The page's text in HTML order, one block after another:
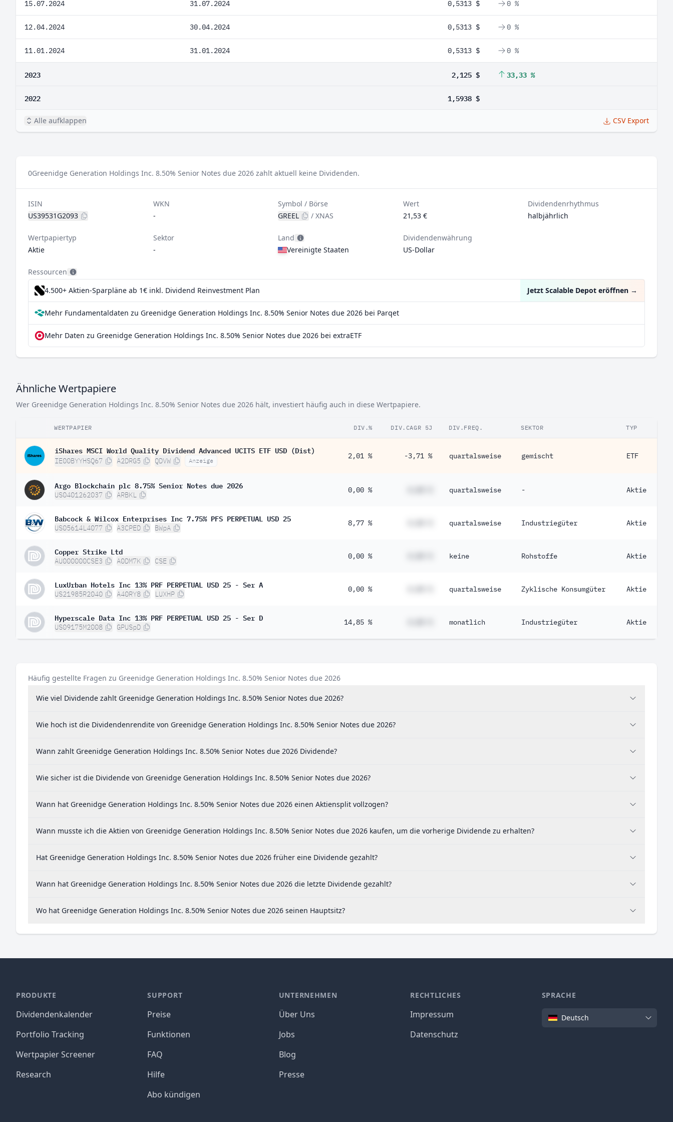
15.07.2024 31.07.2024 0,5313 $ 0 %
12.04.2024 30.04.2024 0,5313 $ 0 %
11.01.2024 31.01.2024 0,5313 $ 0 %
2023 2,125 $ 33,33 %
2022 1,5938 $
Alle aufklappen CSV Export
0Greenidge Generation Holdings Inc. 8.50% Senior Notes due 2026 zahlt aktuell keine Dividenden.
ISIN
US39531G2093
WKN
-
Symbol / Börse
GREEL
/XNAS
Wert
21,53 €
Dividendenrhythmus
halbjährlich
Wertpapiertyp
Aktie
Sektor
-
Land
Vereinigte Staaten
Dividendenwährung
US-Dollar
Ressourcen
4.500+ Aktien-Sparpläne ab 1€ inkl. Dividend Reinvestment Plan Jetzt Scalable Depot eröffnen →
Mehr Fundamentaldaten zu Greenidge Generation Holdings Inc. 8.50% Senior Notes due 2026 bei Parqet
Mehr Daten zu Greenidge Generation Holdings Inc. 8.50% Senior Notes due 2026 bei extraETF
Ähnliche Wertpapiere
Wer Greenidge Generation Holdings Inc. 8.50% Senior Notes due 2026 hält, investiert häufig auch in diese Wertpapiere.
WERTPAPIER DIV.% DIV.CAGR 5J DIV.FREQ. SEKTOR TYP
iShares MSCI World Quality Dividend Advanced UCITS ETF USD (Dist)
IE00BYYHSQ67 A2DRG5 QDVW Anzeige
2,01 % -3,71 % quartalsweise gemischt ETF
Argo Blockchain plc 8.75% Senior Notes due 2026
US0401262037 ARBKL
0,00 % quartalsweise - Aktie
Babcock & Wilcox Enterprises Inc 7.75% PFS PERPETUAL USD 25
US05614L4077 A3CPED BWpA
8,77 % quartalsweise Industriegüter Aktie
Copper Strike Ltd
AU000000CSE3 A0DM7K CSE
0,00 % keine Rohstoffe Aktie
LuxUrban Hotels Inc 13% PRF PERPETUAL USD 25 - Ser A
US21985R2040 A40RY8 LUXHP
0,00 % quartalsweise Zyklische Konsumgüter Aktie
Hyperscale Data Inc 13% PRF PERPETUAL USD 25 - Ser D
US09175M2008 GPUSpD
14,85 % monatlich Industriegüter Aktie
Häufig gestellte Fragen zu Greenidge Generation Holdings Inc. 8.50% Senior Notes due 2026
Wie viel Dividende zahlt Greenidge Generation Holdings Inc. 8.50% Senior Notes due 2026?
Wie hoch ist die Dividendenrendite von Greenidge Generation Holdings Inc. 8.50% Senior Notes due 2026?
Wann zahlt Greenidge Generation Holdings Inc. 8.50% Senior Notes due 2026 Dividende?
Wie sicher ist die Dividende von Greenidge Generation Holdings Inc. 8.50% Senior Notes due 2026?
Wann hat Greenidge Generation Holdings Inc. 8.50% Senior Notes due 2026 einen Aktiensplit vollzogen?
Wann musste ich die Aktien von Greenidge Generation Holdings Inc. 8.50% Senior Notes due 2026 kaufen, um die vorherige Dividende zu erhalten?
Hat Greenidge Generation Holdings Inc. 8.50% Senior Notes due 2026 früher eine Dividende gezahlt?
Wann hat Greenidge Generation Holdings Inc. 8.50% Senior Notes due 2026 die letzte Dividende gezahlt?
Wo hat Greenidge Generation Holdings Inc. 8.50% Senior Notes due 2026 seinen Hauptsitz?
PRODUKTE
Dividendenkalender
Portfolio Tracking
Wertpapier Screener
Research
SUPPORT
Preise
Funktionen
FAQ
Hilfe
Abo kündigen
UNTERNEHMEN
Über Uns
Jobs
Blog
Presse
RECHTLICHES
Impressum
Datenschutz
SPRACHE
SpracheDeutsch